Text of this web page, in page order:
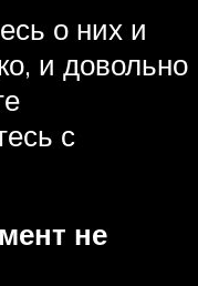
о них и
и довольно
с
не